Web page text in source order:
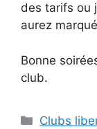
des tarifs ou
aurez
Bonne
club.
Clubs